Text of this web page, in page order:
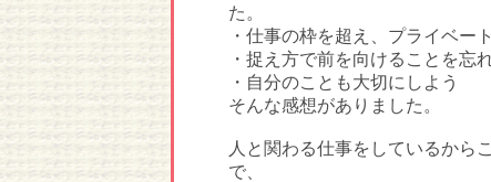
た。
・仕事の枠を超え、プライベー
・捉え方で前を向けることを忘
・自分のことも大切にしよう
そんな感想がありました。
人と関わる仕事をしているから
で、